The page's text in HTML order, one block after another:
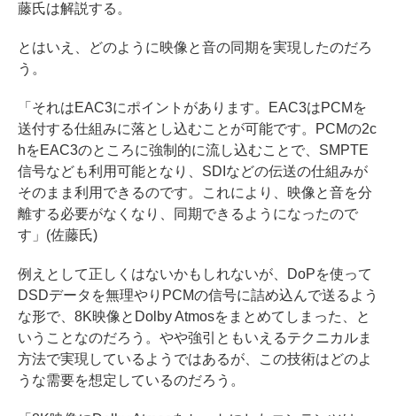
藤氏は解説する。
とはいえ、どのように映像と音の同期を実現したのだろ
う。
「それはEAC3にポイントがあります。EAC3はPCMを
送付する仕組みに落とし込むことが可能です。PCMの2c
hをEAC3のところに強制的に流し込むことで、SMPTE
信号なども利用可能となり、SDIなどの伝送の仕組みが
そのまま利用できるのです。これにより、映像と音を分
離する必要がなくなり、同期できるようになったので
す」(佐藤氏)
例えとして正しくはないかもしれないが、DoPを使って
DSDデータを無理やりPCMの信号に詰め込んで送るよう
な形で、8K映像とDolby Atmosをまとめてしまった、と
いうことなのだろう。やや強引ともいえるテクニカルま
方法で実現しているようではあるが、この技術はどのよ
うな需要を想定しているのだろう。